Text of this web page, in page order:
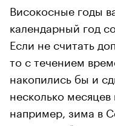
Високосные годы
календарный год
Если не считать
то с течением
накопились бы и
несколько месяцев
например, зима в